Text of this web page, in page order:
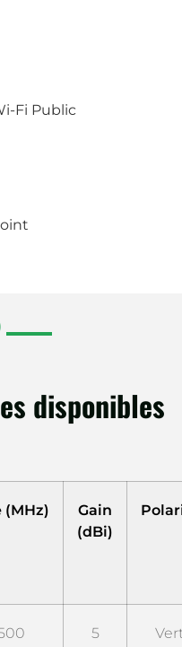
Fi Public
disponibles
(MHz)
Gain
(dBi)
5